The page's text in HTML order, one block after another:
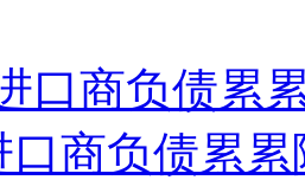
口商负债累